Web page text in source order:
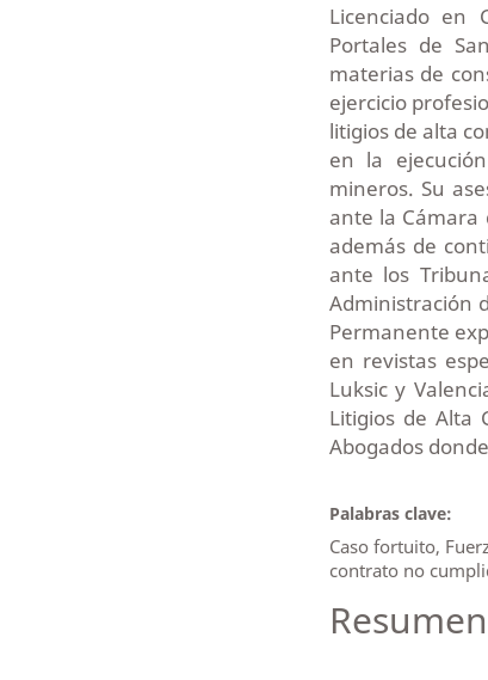
Licenciado en
Portales de
materias de
ejercicio
litigios de alta
en la
mineros. Su
ante la Cámara
además de
ante los
Administración
Permanente
en revistas
Luksic y
Litigios de Alta
Abogados
Palabras clave:
Caso fortuito,
contrato no
Resumen